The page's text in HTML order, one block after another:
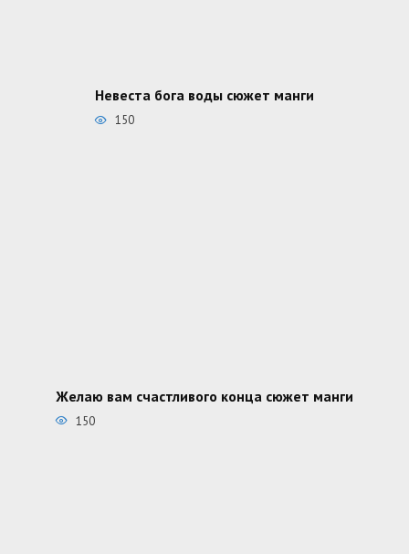
Невеста бога воды сюжет манги
150
Желаю вам счастливого конца сюжет манги
150